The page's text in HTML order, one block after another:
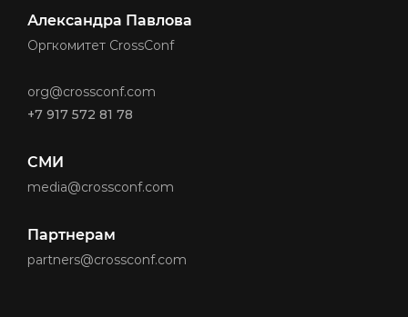
Александра Павлова
Оргкомитет CrossConf
org@crossconf.com
+7 917 572 81 78
СМИ
media@crossconf.com
Партнерам
partners@crossconf.com